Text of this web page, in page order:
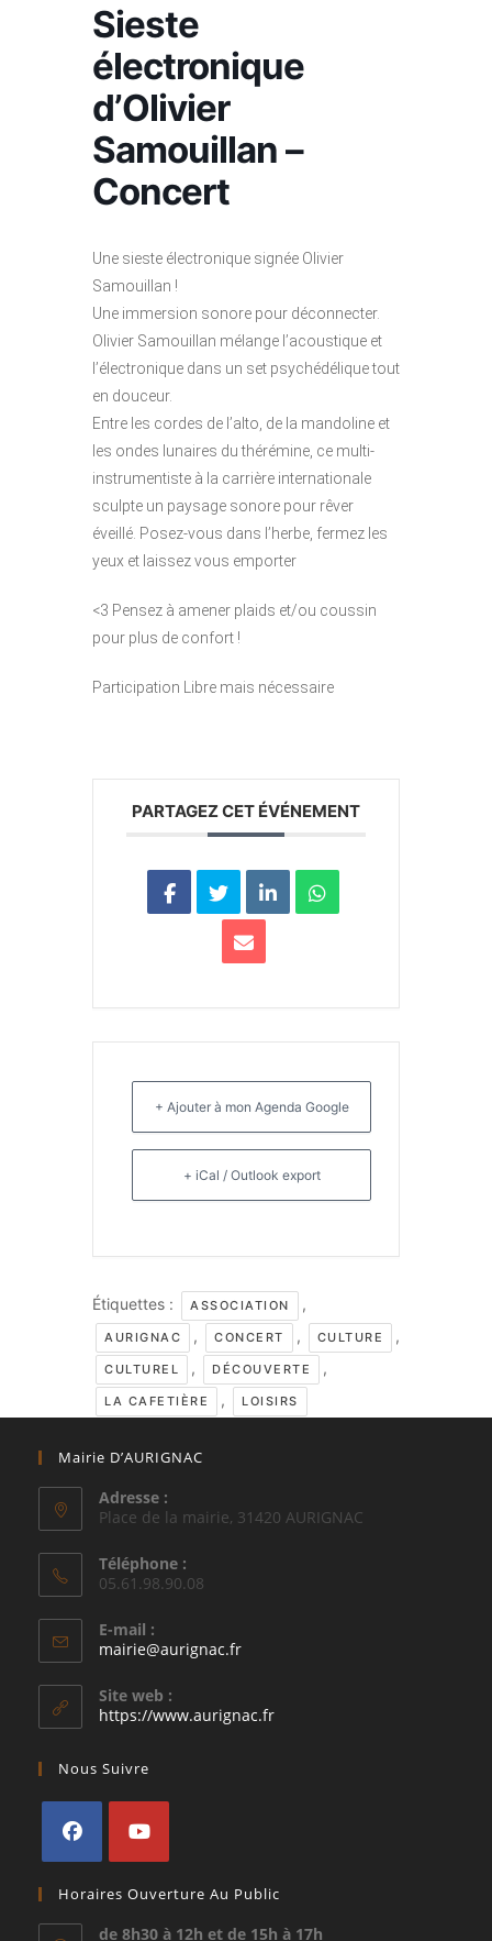
Sieste
électronique
d’Olivier
Samouillan –
Concert
Une sieste électronique signée Olivier
Samouillan !
Une immersion sonore pour déconnecter.
Olivier Samouillan mélange l’acoustique et
l’électronique dans un set psychédélique tout
en douceur.
Entre les cordes de l’alto, de la mandoline et
les ondes lunaires du thérémine, ce multi-
instrumentiste à la carrière internationale
sculpte un paysage sonore pour rêver
éveillé. Posez-vous dans l’herbe, fermez les
yeux et laissez vous emporter
<3 Pensez à amener plaids et/ou coussin
pour plus de confort !
Participation Libre mais nécessaire
PARTAGEZ CET ÉVÉNEMENT
+ Ajouter à mon Agenda Google
+ iCal / Outlook export
Étiquettes : ASSOCIATION ,
AURIGNAC , CONCERT , CULTURE ,
CULTUREL , DÉCOUVERTE ,
LA CAFETIÈRE , LOISIRS
Mairie D’AURIGNAC
Adresse :
Place de la mairie, 31420 AURIGNAC
Téléphone :
05.61.98.90.08
E-mail :
mairie@aurignac.frS’ouvre
application
Site web :
https://www.aurignac.fr
Nous Suivre
dans
un
dans
un
Horaires Ouverture Au Public
de 8h30 à 12h et de 15h à 17h